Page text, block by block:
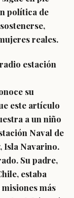
política de
reales.
estación
su
este artículo
a un niño
Naval de
Isla Navarino.
Su padre,
estaba
más